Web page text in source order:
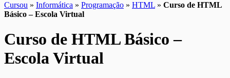
Cursou » Informática » Programação » HTML » Curso de HTML
Básico – Escola Virtual
Curso de HTML Básico –
Escola Virtual